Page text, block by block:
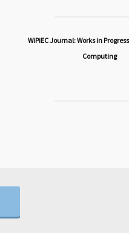
WiPiEC Journal: Works in
Computing